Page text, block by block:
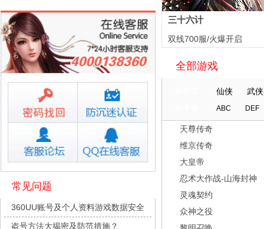
晴空双子
每日新服
今日 10:00点
深渊契约
今日 10:00点
坠落守望者
每日新服
今日 10:00点
正中靶心
每日新服
今日 10:00点
今日 10:00点
微乐捕鱼千炮版
今日 10:00点
帕瓦勇者传说 每日新服
今日 10:00点
群英风华录
今日 10:00点
小小仙王
每日新服
今日 10:00点
魔物迷宫
每日新服
今日 10:00点
常见问题
360UU账号及个人资料游戏数据安全
盗号方法大揭密及防范措施？
三十六计
双线700服/火爆开启
全部游戏
仙侠 武侠
ABC DEF
天尊传奇
维京传奇
大皇帝
忍术大作战-山海封神
灵魂契约
众神之役